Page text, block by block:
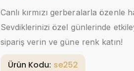
Canlı kırmızı gerberalarla özenle
Sevdiklerinizi özel günlerinde
sipariş verin ve güne renk katın!
Ürün Kodu: se252